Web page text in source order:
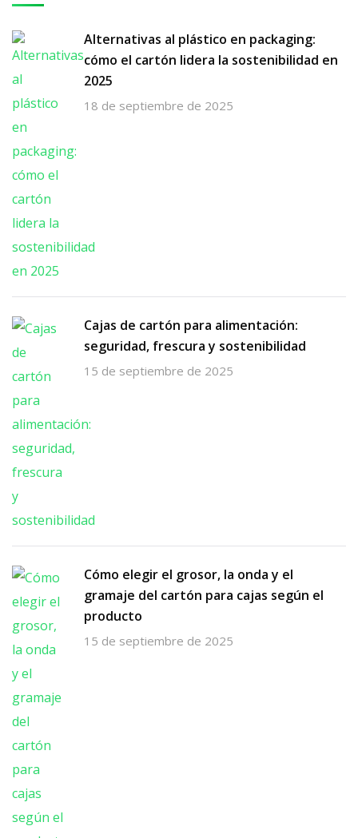
Alternativas al plástico en packaging:
cómo el cartón lidera la sostenibilidad en
2025
18 de septiembre de 2025
Cajas de cartón para alimentación:
seguridad, frescura y sostenibilidad
15 de septiembre de 2025
Cómo elegir el grosor, la onda y el
gramaje del cartón para cajas según el
producto
15 de septiembre de 2025